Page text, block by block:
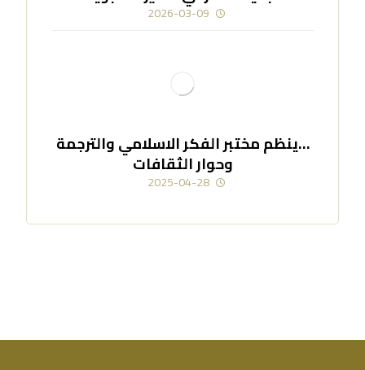
2026-03-09
…ينظم مختبر الفكر الاسلامي والترجمة
وحوار الثقافات
2025-04-28